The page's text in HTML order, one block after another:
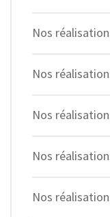
Nos
Nos
Nos
Nos
Nos